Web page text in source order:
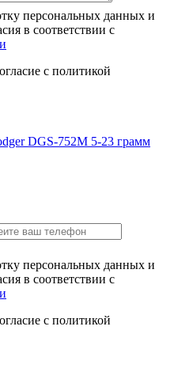
персональных данных и
в соответствии с
с политикой
DGS-752M 5-23 грамм
персональных данных и
в соответствии с
с политикой